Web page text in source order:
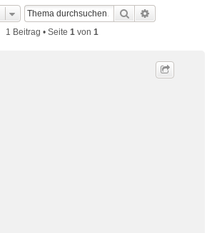
Suche
1 Beitrag • Seite 1 von 1